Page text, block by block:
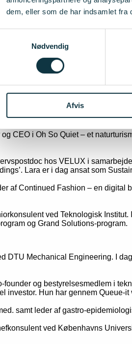
dem, eller som de har indsamlet fra
Nødvendig
Afvis
hos Landfolk.com – en
founder og CEO i PreDiagnose
Fatima blev i 2018 kåret som
Innobooster-program.
i Blue Lobster, der har udviklet
CEO i Go Dogo, der har udviklet et
program.
CEO i Oh So Quiet – et
hos VELUX i
Lara er i dag ansat som
af Continued Fashion – en digital
ved Teknologisk
og Grand Solutions-program.
DTU Mechanical Engineering. I
founder og bestyrelsesmedlem i
investor. Hun har gennem Queue-
samt leder af gastro-
ved Københavns